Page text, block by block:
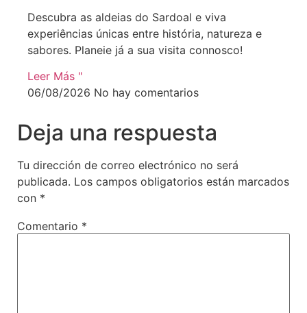
Descubra as aldeias do Sardoal e viva
experiências únicas entre história, natureza e
sabores. Planeie já a sua visita connosco!
Leer Más "
06/08/2026 No hay comentarios
Deja una respuesta
Tu dirección de correo electrónico no será
publicada. Los campos obligatorios están marcados
con *
Comentario *